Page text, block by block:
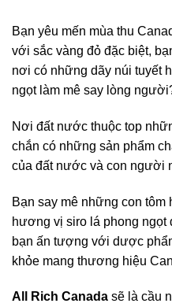
Bạn yêu mến mùa thu
với sắc vàng đỏ đặc biệt,
nơi có những dãy núi tuyết
ngọt làm mê say lòng
Nơi đất nước thuộc top
chắn có những sản phẩm
của đất nước và con người
Bạn say mê những con tôm
hương vị siro lá phong ngọt
bạn ấn tượng với dược
khỏe mang thương hiệu
All Rich Canada sẽ là cầu